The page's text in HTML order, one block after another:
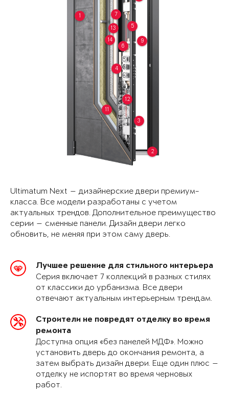
1
2
3
4
5
6
7
9
11
12
13
14
Ultimatum Next — дизайнерские двери премиум-
класса. Все модели разработаны с учетом
актуальных трендов. Дополнительное преимущество
серии — сменные панели. Дизайн двери легко
обновить, не меняя при этом саму дверь.
Лучшее решение для стильного интерьера
Серия включает 7 коллекций в разных стилях
от классики до урбанизма. Все двери
отвечают актуальным интерьерным трендам.
Строители не повредят отделку во время
ремонта
Доступна опция «без панелей МДФ». Можно
установить дверь до окончания ремонта, а
затем выбрать дизайн двери. Еще один плюс —
отделку не испортят во время черновых
работ.